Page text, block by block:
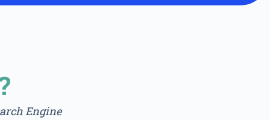
Engine